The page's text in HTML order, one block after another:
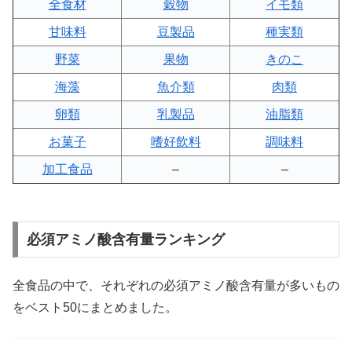
全食材 穀物 イモ類
甘味料 豆製品 種実類
野菜 果物 きのこ
海藻 魚介類 肉類
卵類 乳製品 油脂類
お菓子 嗜好飲料 調味料
加工食品 – –
必須アミノ酸含有量ランキング
全食品の中で、それぞれの必須アミノ酸含有量が多いもの
をベスト50にまとめました。